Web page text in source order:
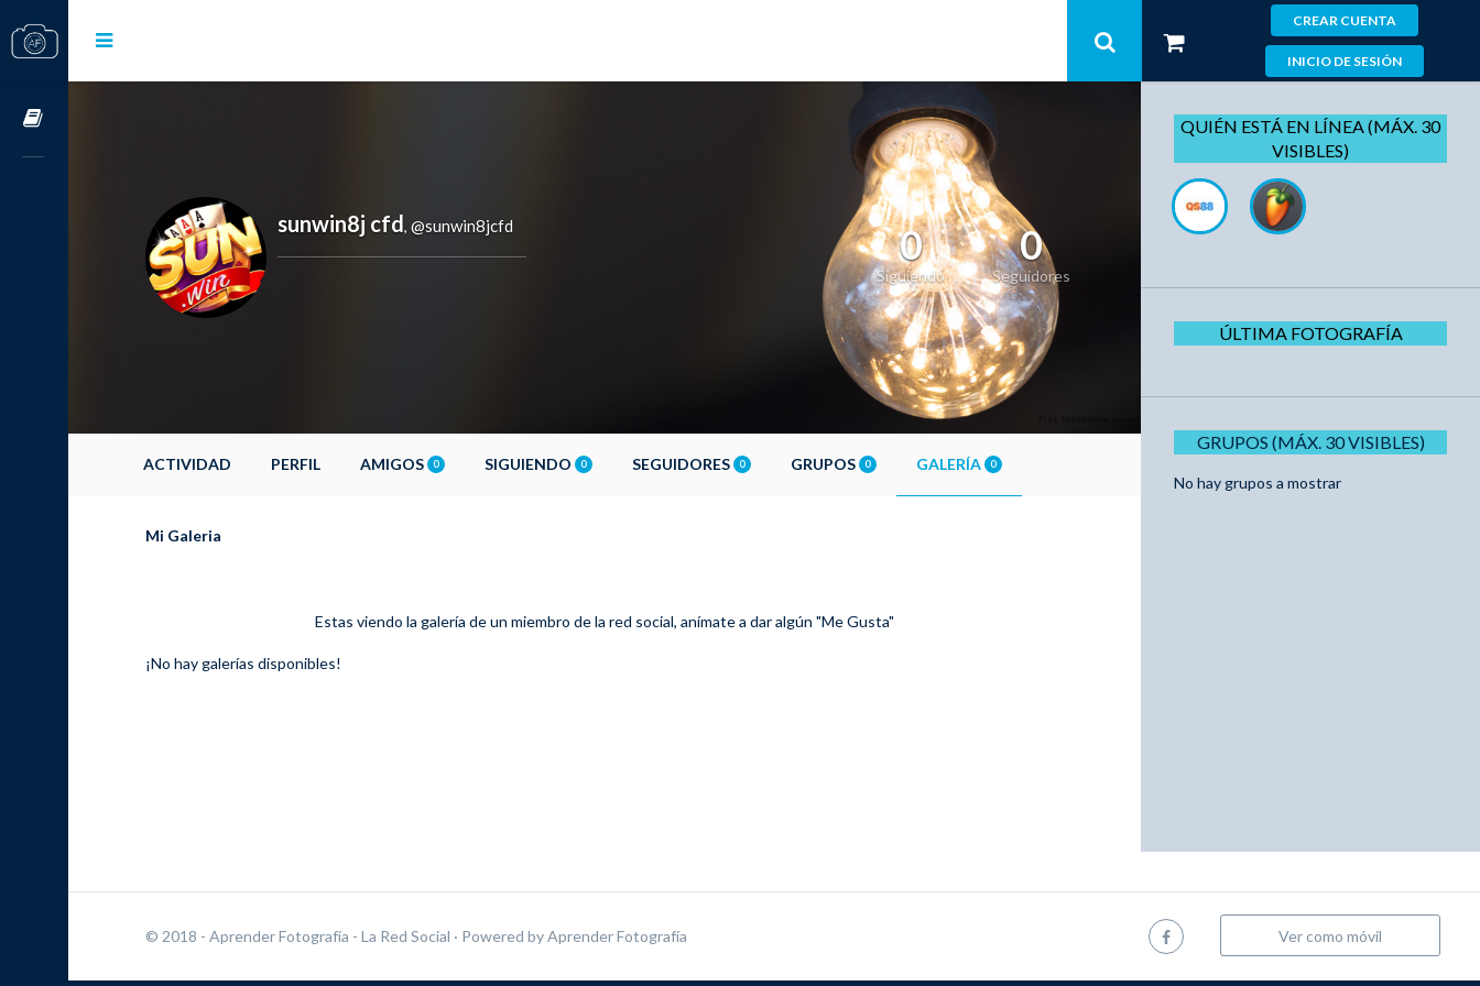
CREAR CUENTA
INICIO DE SESIÓN
sunwin8j cfd, @sunwin8jcfd 0
Siguiendo
0
Seguidores
ACTIVIDAD PERFIL AMIGOS 0 SIGUIENDO 0 SEGUIDORES 0 GRUPOS 0 GALERÍA 0
Mi Galeria
Estas viendo la galería de un miembro de la red social, anímate a dar algún "Me Gusta"
¡No hay galerías disponibles!
QUIÉN ESTÁ EN LÍNEA (MÁX. 30
VISIBLES)
ÚLTIMA FOTOGRAFÍA
GRUPOS (MÁX. 30 VISIBLES)
No hay grupos a mostrar
© 2018 - Aprender Fotografía - La Red Social · Powered byAprender Fotografía